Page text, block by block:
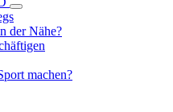
der Nähe?
machen?